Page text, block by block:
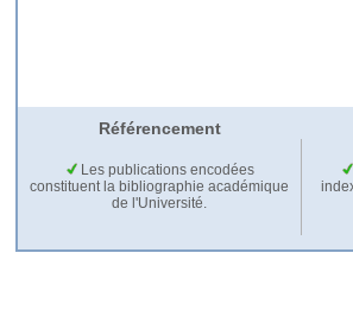
Référencement
Les publications encodées
constituent la bibliographie académique
de l'Université.